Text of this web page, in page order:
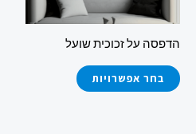
הדפסה על זכוכית שועל
בחר אפשרויות
לבחור
האפשרויות
בעמוד